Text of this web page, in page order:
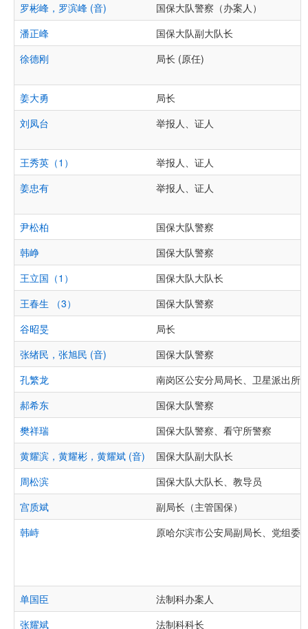
罗彬峰，罗滨峰 (音)
国保大队警察（办案人）
潘正峰
国保大队副大队长
徐德刚
局长 (原任)
姜大勇
局长
刘凤台
举报人、证人
王秀英（1）
举报人、证人
姜忠有
举报人、证人
尹松柏
国保大队警察
韩峥
国保大队警察
王立国（1）
国保大队大队长
王春生 （3）
国保大队警察
谷昭旻
局长
张绪民，张旭民 (音)
国保大队警察
孔繁龙
南岗区公安分局局长、卫星派出所
郝希东
国保大队警察
樊祥瑞
国保大队警察、看守所警察
黄耀滨，黄耀彬，黄耀斌 (音)
国保大队副大队长
周松滨
国保大队大队长、教导员
宫质斌
副局长（主管国保）
韩峙
原哈尔滨市公安局副局长、党组委
单国臣
法制科办案人
张耀斌
法制科科长